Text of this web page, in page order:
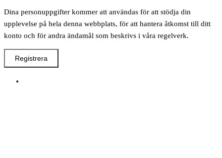
Dina personuppgifter kommer att användas för att stödja din
upplevelse på hela denna webbplats, för att hantera åtkomst till ditt
konto och för andra ändamål som beskrivs i våra regelverk.
Registrera